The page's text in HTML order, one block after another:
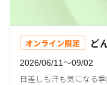
オンライン限定 ど
2026/06/11〜09/02
日差しも汗も気になる